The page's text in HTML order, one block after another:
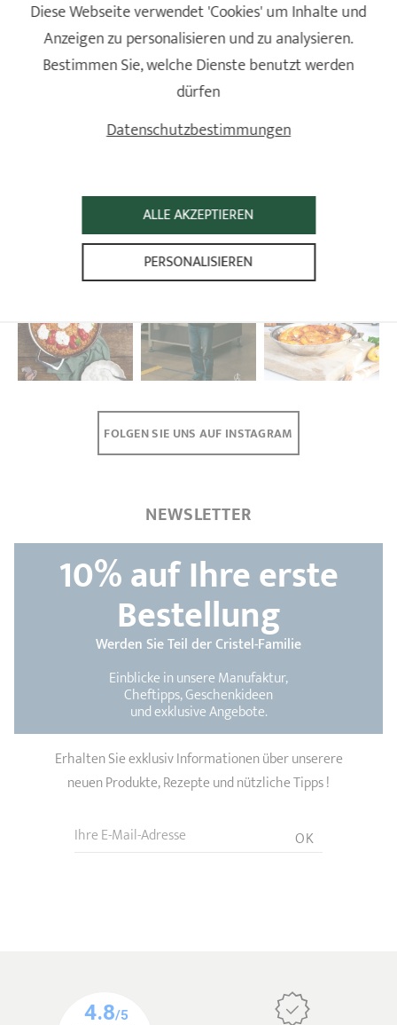
CRISTEL UND SIE
NEWSLETTER
10%auf Ihre erste
Bestellung
Werden Sie Teil der Cristel-Familie
Einblicke in unsere Manufaktur,
Cheftipps, Geschenkideen
und exklusive Angebote.
Erhalten Sie exklusiv Informationen über unserere
neuen Produkte, Rezepte und nützliche Tipps !
Ihre E-Mail-Adresse OK
FOLGEN SIE UNS AUF INSTAGRAM
Diese Webseite verwendet 'Cookies' um Inhalte und
Anzeigen zu personalisieren und zu analysieren.
Bestimmen Sie, welche Dienste benutzt werden
dürfen
ALLE AKZEPTIEREN
PERSONALISIEREN
Datenschutzbestimmungen